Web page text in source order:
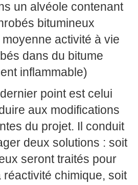
un alvéole contenant
bitumineux
activité à vie
dans du bitume
inflammable)
point est celui
aux modifications
du projet. Il conduit
deux solutions : soit
seront traités pour
réactivité chimique, soit